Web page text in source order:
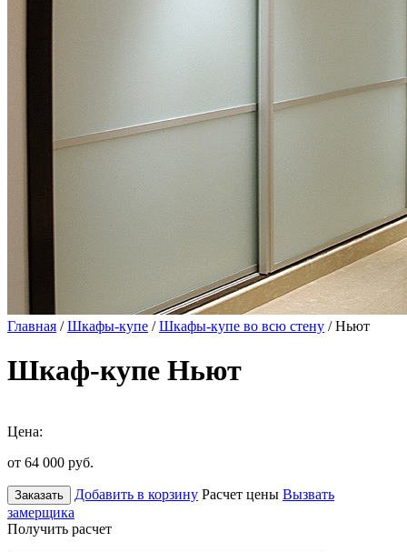
Главная /Шкафы-купе /Шкафы-купе во всю стену / Ньют
Шкаф-купе Ньют
Цена:
от 64 000 руб.
Заказать Добавить в корзину Расчет цены Вызвать
замерщика
Получить расчет